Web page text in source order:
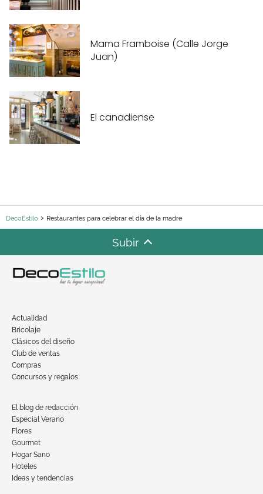
Mama Framboise (Calle Jorge
Juan)
El canadiense
DecoEstilo Restaurantes para celebrar el día de la madre
Subir
Actualidad
Bricolaje
Clásicos del diseño
Club de ventas
Compras
Concursos y regalos
El blog de redacción
Especial Verano
Flores
Gourmet
Hogar Sano
Hoteles
Ideas y tendencias